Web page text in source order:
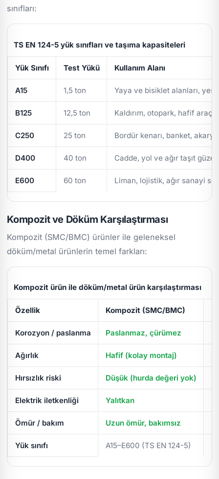
sınıfları:
TS EN 124-5 yük sınıfları ve taşıma kapasiteleri
Yük Sınıfı Test Yükü Kullanım Alanı
A15 1,5 ton Yaya ve bisiklet alanları,
B125 12,5 ton Kaldırım, otopark, hafif araç
C250 25 ton Bordür kenarı, banket,
D400 40 ton Cadde, yol ve ağır taşıt
E600 60 ton Liman, lojistik, ağır sanayi
Kompozit ve Döküm Karşılaştırması
Kompozit (SMC/BMC) ürünler ile geleneksel
döküm/metal ürünlerin temel farkları:
Kompozit ürün ile döküm/metal ürün karşılaştırması
Özellik Kompozit (SMC/BMC)
Korozyon / paslanma Paslanmaz, çürümez
Ağırlık Hafif (kolay montaj)
Hırsızlık riski Düşük (hurda değeri yok)
Elektrik iletkenliği Yalıtkan
Ömür / bakım Uzun ömür, bakımsız
Yük sınıfı A15–E600 (TS EN 124-5)